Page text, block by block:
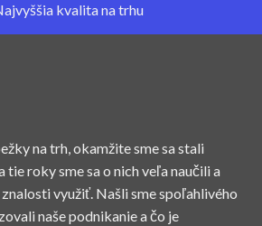
options
page
kvalita na trhu
na trh, okamžite sme sa stali
roky sme sa o nich veľa naučili a
využiť. Našli sme spoľahlivého
naše podnikanie a čo je